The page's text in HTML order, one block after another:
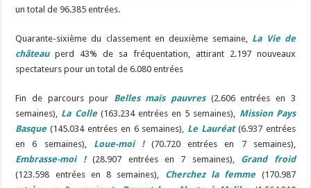
un total de 96.385 entrées.
Quarante-sixième du classement en deuxième semaine, La Vie de
châteauperd 43% de sa fréquentation, attirant 2.197 nouveaux
spectateurs pour un total de 6.080 entrées
Fin de parcours pour Belles mais pauvres(2.606 entrées en 3
semaines), La Colle(163.234 entrées en 5 semaines), Mission Pays
Basque (145.034 entrées en 6 semaines), Le Lauréat(6.937 entrées
en 6 semaines), Loue-moi !(70.720 entrées en 7 semaines),
Embrasse-moi !(28.907 entrées en 7 semaines), Grand froid
(123.598 entrées en 8 semaines), Cherchez la femme (170.987